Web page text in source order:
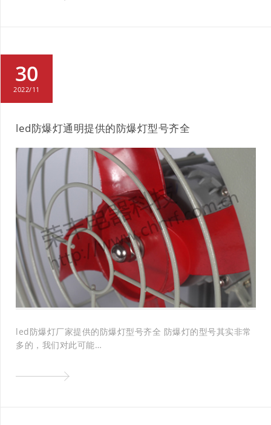
30
2022/11
led防爆灯通明提供的防爆灯型号齐全
led防爆灯厂家提供的防爆灯型号齐全 防爆灯的型号其实非常
多的，我们对此可能…